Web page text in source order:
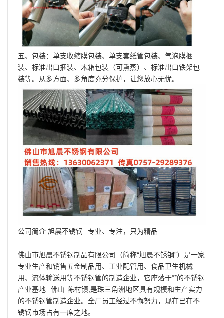
五、包装：单支收缩膜包装、单支套纸管包装、气泡膜捆
装、标准出口捆装、木箱包装（可熏蒸）、标准出口铁架包
装等。从多方面、多角度充分保护，让您放心无忧。
公司简介 旭晨不锈钢--专业、专注，只为精品
佛山市旭晨不锈钢制品有限公司（简称“旭晨不锈钢”）是一家
专业生产和销售五金制品用、工业配管用、食品卫生机械
用、流体输送用等不锈钢管的制造企业，它座落于**的不锈钢
产业基地--佛山-陈村镇,是珠三角洲地区具有规模和生产实力
的不锈钢管制造企业。全厂员工经过不懈努力，现在已在不
锈钢市场占有一席之地。